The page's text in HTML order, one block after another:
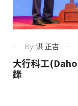
By: 洪 正吉
大行科工
錄